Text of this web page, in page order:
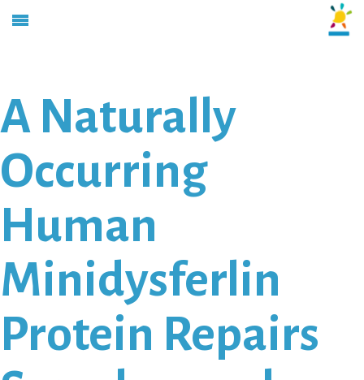
A Naturally
Occurring
Human
Minidysferlin
Protein Repairs